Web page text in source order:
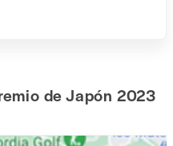
de Japón 2023